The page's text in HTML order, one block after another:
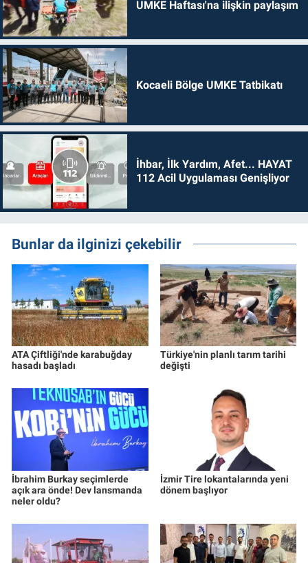
UMKE Haftası'na ilişkin paylaşım
Kocaeli Bölge UMKE Tatbikatı
İhbar, İlk Yardım, Afet... HAYAT
112 Acil Uygulaması Genişliyor
Bunlar da ilginizi çekebilir
ATA Çiftliği'nde karabuğday
hasadı başladı
Türkiye'nin planlı tarım tarihi
değişti
İbrahim Burkay seçimlerde
açık ara önde! Dev lansmanda
neler oldu?
İzmir Tire lokantalarında yeni
dönem başlıyor